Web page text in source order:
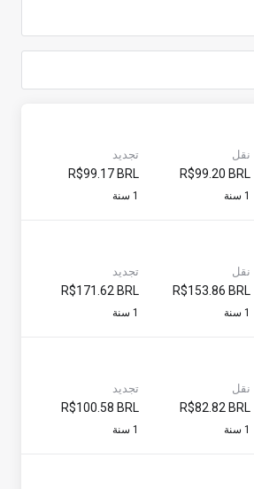
نقل
R$99.20 BRL
1 سنة
تجديد
R$99.17 BRL
1 سنة
نقل
R$153.86 BRL
1 سنة
تجديد
R$171.62 BRL
1 سنة
نقل
R$82.82 BRL
1 سنة
تجديد
R$100.58 BRL
1 سنة